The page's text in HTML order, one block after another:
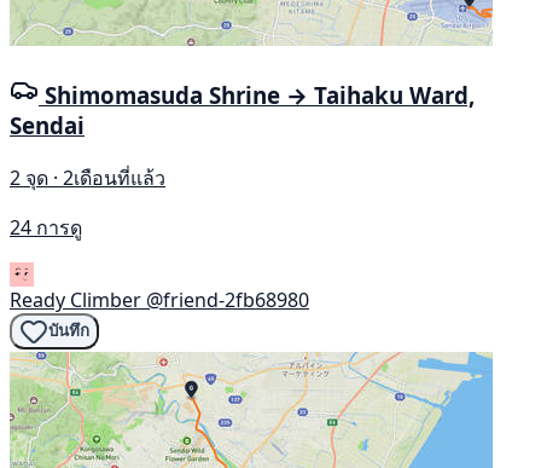
Shimomasuda Shrine → Taihaku Ward,
Sendai
2 จุด · 2เดือนที่แล้ว
24 การดู
Ready Climber @friend-2fb68980
บันทึก